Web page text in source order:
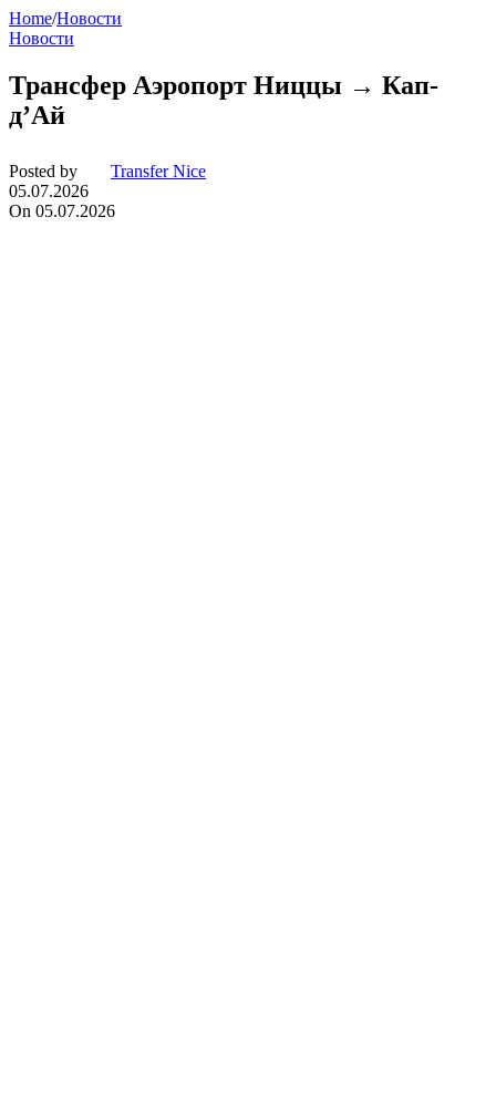
Home/Новости
Новости
Трансфер Аэропорт Ниццы → Кап-
д’Ай
Posted by
Transfer Nice
05.07.2026
On 05.07.2026